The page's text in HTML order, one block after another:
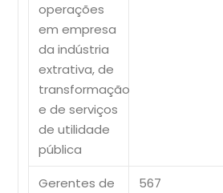
operações
em empresa
da indústria
extrativa, de
transformação
e de serviços
de utilidade
pública
Gerentes de
567